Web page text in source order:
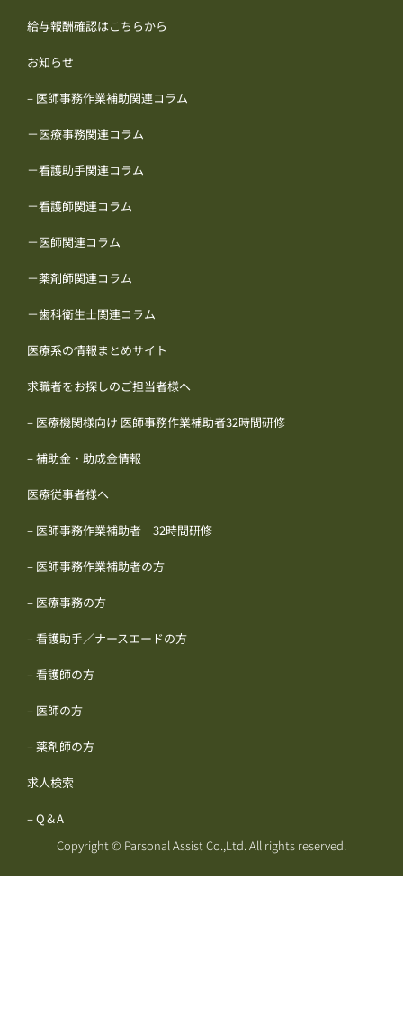
給与報酬確認はこちらから
お知らせ
– 医師事務作業補助関連コラム
－医療事務関連コラム
－看護助手関連コラム
－看護師関連コラム
－医師関連コラム
－薬剤師関連コラム
－歯科衛生士関連コラム
医療系の情報まとめサイト
求職者をお探しのご担当者様へ
– 医療機関様向け 医師事務作業補助者32時間研修
– 補助金・助成金情報
医療従事者様へ
– 医師事務作業補助者 32時間研修
– 医師事務作業補助者の方
– 医療事務の方
– 看護助手／ナースエードの方
– 看護師の方
– 医師の方
– 薬剤師の方
求人検索
– Q＆A
Copyright © Parsonal Assist Co.,Ltd. All rights reserved.